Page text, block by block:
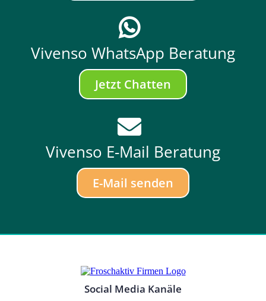
Vivenso WhatsApp Beratung
Jetzt Chatten
Vivenso E-Mail Beratung
E-Mail senden
Social Media Kanäle